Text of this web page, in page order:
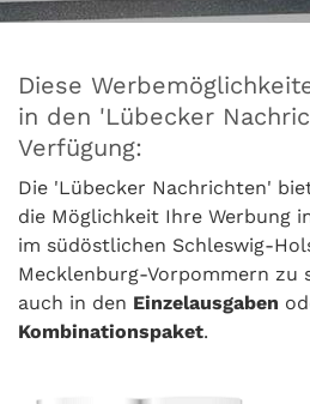
Diese
in den 'Lübecker
Verfügung:
Die 'Lübecker Nachrichten'
die Möglichkeit Ihre Werbung
im südöstlichen Schleswig-
Mecklenburg-Vorpommern zu
auch in den Einzelausgaben
Kombinationspaket.